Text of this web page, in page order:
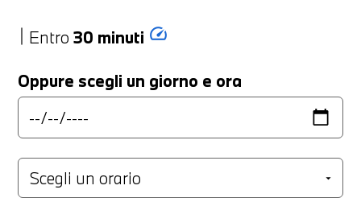
Entro 30 minuti speed
Oppure scegli un giorno e ora